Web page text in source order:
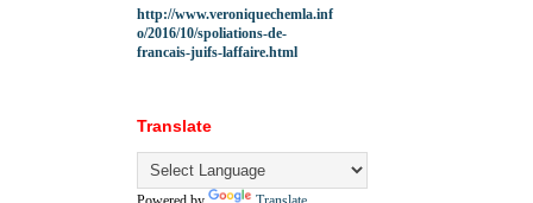
http://www.veroniquechemla.inf
o/2016/10/spoliations-de-
francais-juifs-laffaire.html
Translate